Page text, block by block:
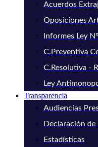
Acuerdos
Oposiciones
Informes Ley
C.Preventiva
C.Resolutiva -
Ley
Transparencia
Audiencias
Declaración
Estadísticas